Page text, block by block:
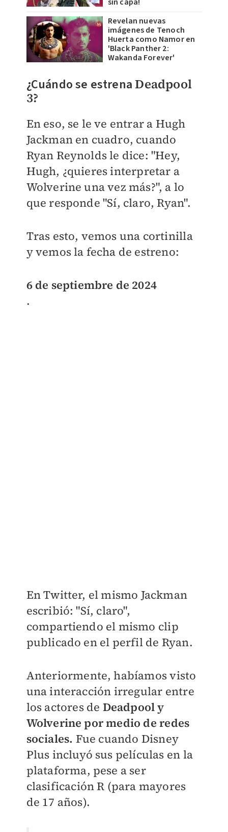
Revelan nuevas
imágenes de Tenoch
Huerta como Namor en
'Black Panther 2:
Wakanda Forever'
¿Cuándo se estrenaDeadpool
3?
En eso, se le ve entrar a Hugh
Jackman en cuadro, cuando
Ryan Reynolds le dice: "Hey,
Hugh, ¿quieres interpretar a
Wolverine una vez más?", a lo
que responde "Sí, claro, Ryan".
Tras esto, vemos una cortinilla
y vemos la fecha de estreno:
6 de septiembre de 2024
.
En Twitter, el mismo Jackman
escribió: "Sí, claro",
compartiendo el mismo clip
publicado en el perfil de Ryan.
Anteriormente, habíamos visto
una interacción irregular entre
los actores de Deadpool y
Wolverine por medio de redes
sociales. Fue cuando Disney
Plus incluyó sus películas en la
plataforma, pese a ser
clasificación R (para mayores
de 17 años).